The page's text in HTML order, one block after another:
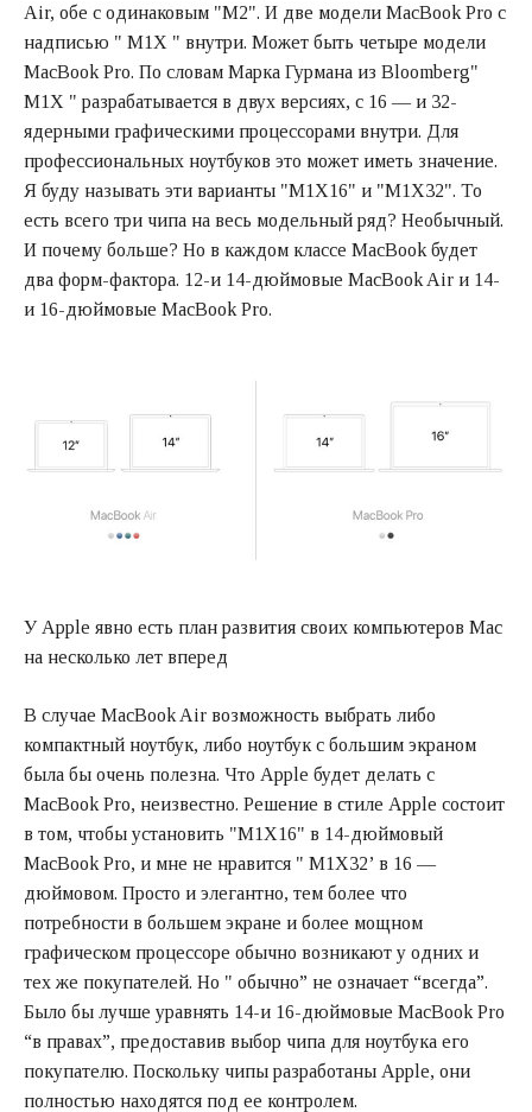
Air, обе с одинаковым "М2". И две модели MacBook Pro с
надписью " M1X " внутри. Может быть четыре модели
MacBook Pro. По словам Марка Гурмана из Bloomberg"
M1X " разрабатывается в двух версиях, с 16 — и 32-
ядерными графическими процессорами внутри. Для
профессиональных ноутбуков это может иметь значение.
Я буду называть эти варианты "M1X16" и "M1X32". То
есть всего три чипа на весь модельный ряд? Необычный.
И почему больше? Но в каждом классе MacBook будет
два форм-фактора. 12-и 14-дюймовые MacBook Air и 14-
и 16-дюймовые MacBook Pro.
У Apple явно есть план развития своих компьютеров Mac
на несколько лет вперед
В случае MacBook Air возможность выбрать либо
компактный ноутбук, либо ноутбук с большим экраном
была бы очень полезна. Что Apple будет делать с
MacBook Pro, неизвестно. Решение в стиле Apple состоит
в том, чтобы установить "M1X16" в 14-дюймовый
MacBook Pro, и мне не нравится " M1X32’ в 16 —
дюймовом. Просто и элегантно, тем более что
потребности в большем экране и более мощном
графическом процессоре обычно возникают у одних и
тех же покупателей. Но " обычно” не означает “всегда”.
Было бы лучше уравнять 14-и 16-дюймовые MacBook Pro
“в правах”, предоставив выбор чипа для ноутбука его
покупателю. Поскольку чипы разработаны Apple, они
полностью находятся под ее контролем.